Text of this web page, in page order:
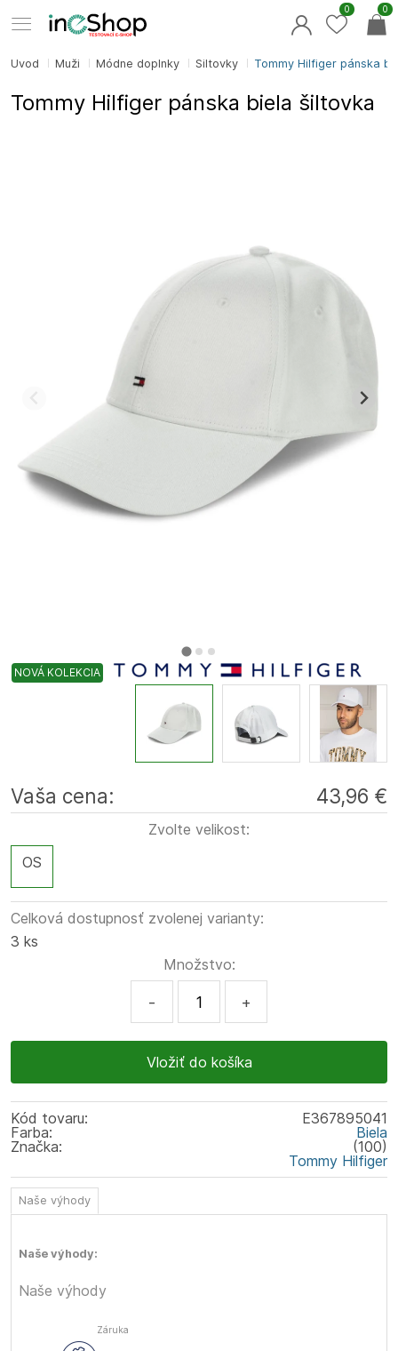
Úvod Muži Módne doplnky Šiltovky Tommy Hilfiger pánska
Tommy Hilfiger pánska biela šiltovka
NOVÁ KOLEKCIA
Vaša cena: 43,96 €
Zvolte velikost:
OS
Celková dostupnosť zvolenej varianty:
3 ks
Množstvo:
- +
Kód tovaru:
E367895041
Farba:
Biela
(100)
Značka:
Tommy Hilfiger
Naše výhody
Naše výhody:
Naše výhody
Záruka
0
0